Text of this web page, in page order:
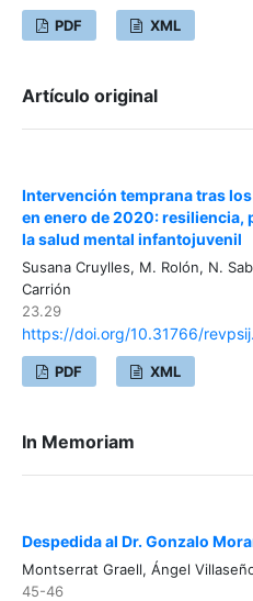
PDF XML
Artículo original
Intervención temprana tras
en enero de 2020: resiliencia,
la salud mental infantojuvenil
Susana Cruylles, M. Rolón, N.
Carrión
23.29
https://doi.org/10.31766/
PDF XML
In Memoriam
Despedida al Dr. Gonzalo
Montserrat Graell, Ángel
45-46